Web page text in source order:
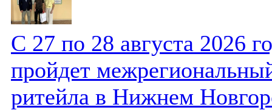
С 27 по 28 августа 2026
пройдет
ритейла в Нижнем